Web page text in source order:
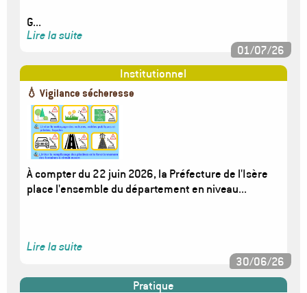
G...
Lire la suite
01/07/26
Institutionnel
💧 Vigilance sécheresse
Image
À compter du 22 juin 2026, la Préfecture de l'Isère
place l'ensemble du département en niveau...
Lire la suite
30/06/26
Pratique